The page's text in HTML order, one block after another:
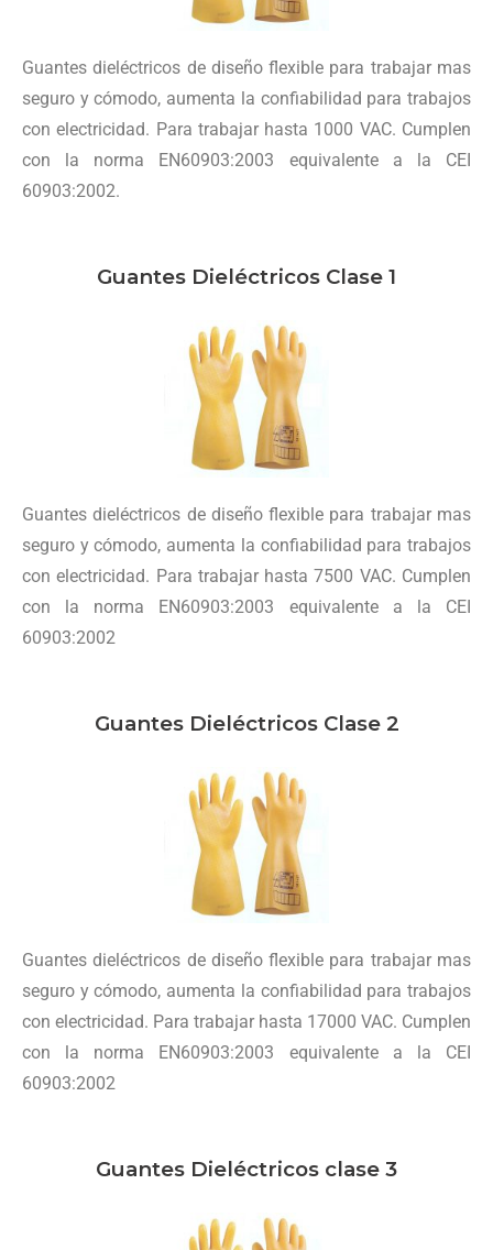
Guantes dieléctricos de diseño flexible para trabajar mas
seguro y cómodo, aumenta la confiabilidad para trabajos
con electricidad. Para trabajar hasta 1000 VAC. Cumplen
con la norma EN60903:2003 equivalente a la CEI
60903:2002.
Guantes Dieléctricos Clase 1
Guantes dieléctricos de diseño flexible para trabajar mas
seguro y cómodo, aumenta la confiabilidad para trabajos
con electricidad. Para trabajar hasta 7500 VAC. Cumplen
con la norma EN60903:2003 equivalente a la CEI
60903:2002
Guantes Dieléctricos Clase 2
Guantes dieléctricos de diseño flexible para trabajar mas
seguro y cómodo, aumenta la confiabilidad para trabajos
con electricidad. Para trabajar hasta 17000 VAC. Cumplen
con la norma EN60903:2003 equivalente a la CEI
60903:2002
Guantes Dieléctricos clase 3